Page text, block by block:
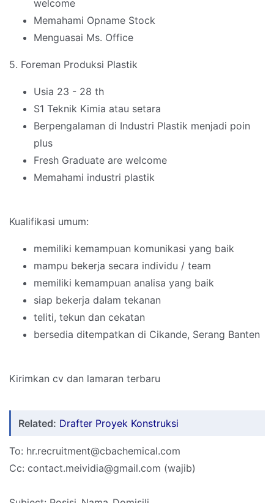
welcome
Memahami Opname Stock
Menguasai Ms. Office
5. Foreman Produksi Plastik
Usia 23 - 28 th
S1 Teknik Kimia atau setara
Berpengalaman di Industri Plastik menjadi poin
plus
Fresh Graduate are welcome
Memahami industri plastik
Kualifikasi umum:
memiliki kemampuan komunikasi yang baik
mampu bekerja secara individu / team
memiliki kemampuan analisa yang baik
siap bekerja dalam tekanan
teliti, tekun dan cekatan
bersedia ditempatkan di Cikande, Serang Banten
Kirimkan cv dan lamaran terbaru
Related: Drafter Proyek Konstruksi
To: hr.recruitment@cbachemical.com
Cc: contact.meividia@gmail.com (wajib)